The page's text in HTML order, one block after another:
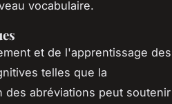
vocabulaire.
et de l'apprentissage des
telles que la
des abréviations peut soutenir